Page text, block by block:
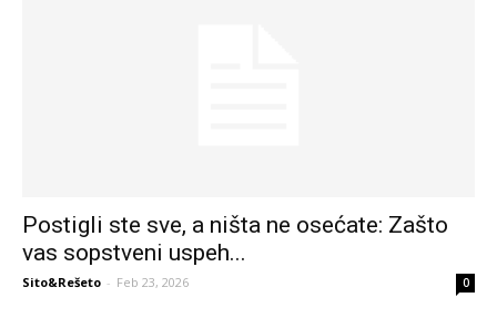
Postigli ste sve, a ništa ne osećate: Zašto
vas sopstveni uspeh...
Sito&Rešeto - Feb 23, 2026 0